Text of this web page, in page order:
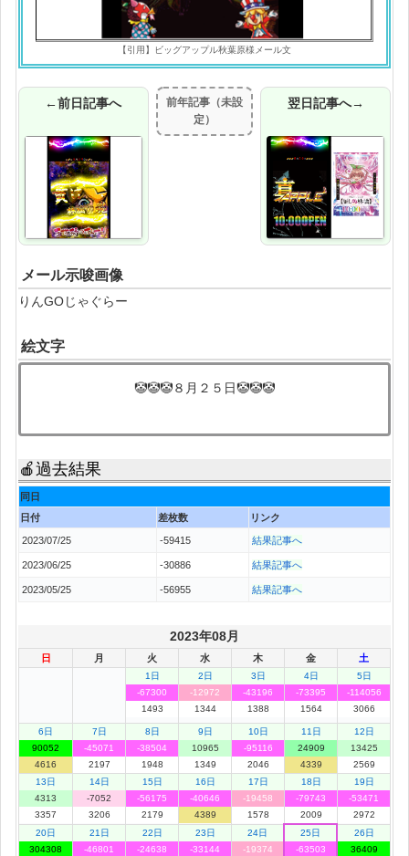
【引用】ビッグアップル秋葉原様メール文
←前日記事へ
前年記事（未設
定）
翌日記事へ→
メール示唆画像
りんGOじゃぐらー
絵文字
🤡🤡🤡８月２５日🤡🤡🤡
🍎過去結果
同日
日付
差枚数 リンク
2023/07/25 -59415 結果記事へ
2023/06/25 -30886 結果記事へ
2023/05/25 -56955 結果記事へ
2023年08月
日 月 火 水 木 金 土
1日
-67300
1493
2日
-12972
1344
3日
-43196
1388
4日
-73395
1564
5日
-114056
3066
6日
90052
4616
7日
-45071
2197
8日
-38504
1948
9日
10965
1349
10日
-95116
2046
11日
24909
4339
12日
13425
2569
13日
4313
3357
14日
-7052
3206
15日
-56175
2179
16日
-40646
4389
17日
-19458
1578
18日
-79743
2009
19日
-53471
2972
20日
304308
21日
-46801
22日
-24638
23日
-33144
24日
-19374
25日
-63503
26日
36409